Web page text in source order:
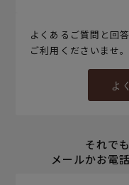
よくあるご質問と回
ご利用くださいませ。
よ
それで
メールかお電